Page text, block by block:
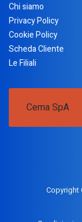
Chi siamo
Privacy Policy
Cookie Policy
Scheda Cliente
Le Filiali
Cema SpA
Copyright